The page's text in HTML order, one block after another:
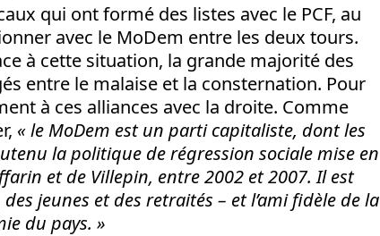
qui ont formé des listes avec le PCF, au
avec le MoDem entre les deux tours.
à cette situation, la grande majorité des
entre le malaise et la consternation. Pour
à ces alliances avec la droite. Comme
« le MoDem est un parti capitaliste, dont les
la politique de régression sociale mise en
et de Villepin, entre 2002 et 2007. Il est
jeunes et des retraités – et l’ami fidèle de la
du pays. »